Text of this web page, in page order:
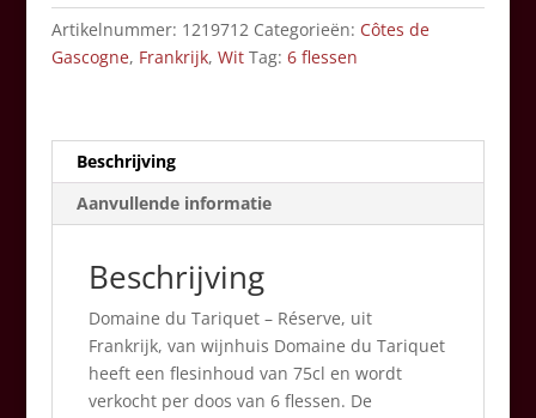
75
cl
aantal
Artikelnummer: 1219712 Categorieën: Côtes de
Gascogne, Frankrijk, Wit Tag: 6 flessen
Beschrijving
Aanvullende informatie
Beschrijving
Domaine du Tariquet – Réserve, uit
Frankrijk, van wijnhuis Domaine du Tariquet
heeft een flesinhoud van 75cl en wordt
verkocht per doos van 6 flessen. De